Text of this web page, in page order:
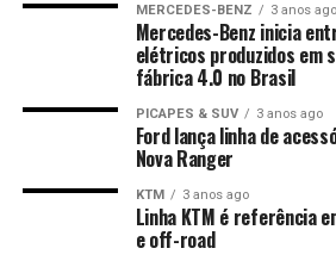
MERCEDES-BENZ 3 anos ago
Mercedes-Benz inicia
elétricos produzidos em
fábrica 4.0 no Brasil
PICAPES & SUV 3 anos ago
Ford lança linha de
Nova Ranger
KTM 3 anos ago
Linha KTM é referência
e off-road